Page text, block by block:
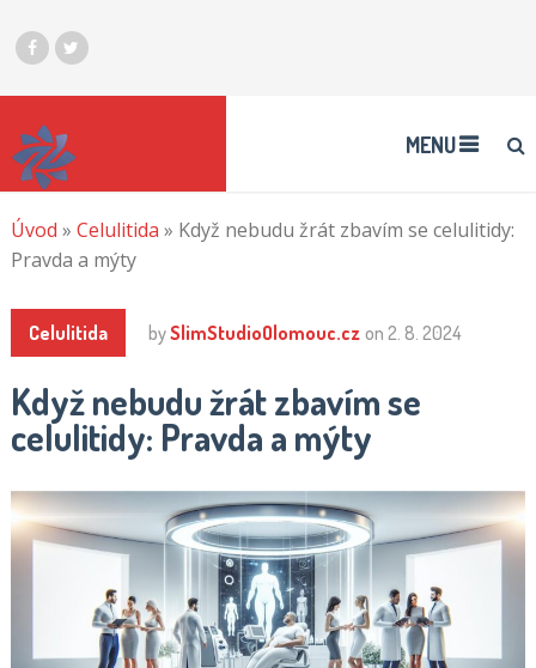
MENU
Úvod » Celulitida » Když nebudu žrát zbavím se celulitidy:
Pravda a mýty
Celulitida bySlimStudioOlomouc.cz on 2. 8. 2024
Když nebudu žrát zbavím se
celulitidy: Pravda a mýty